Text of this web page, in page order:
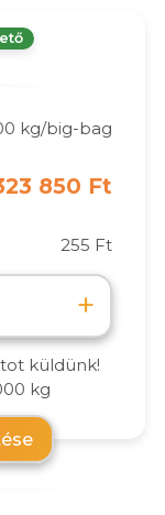
kg/big-bag
850 Ft
255 Ft
+
küldünk!
kg